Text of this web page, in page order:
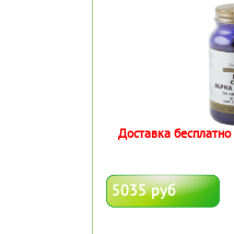
5035 руб
Доставка бесплатно